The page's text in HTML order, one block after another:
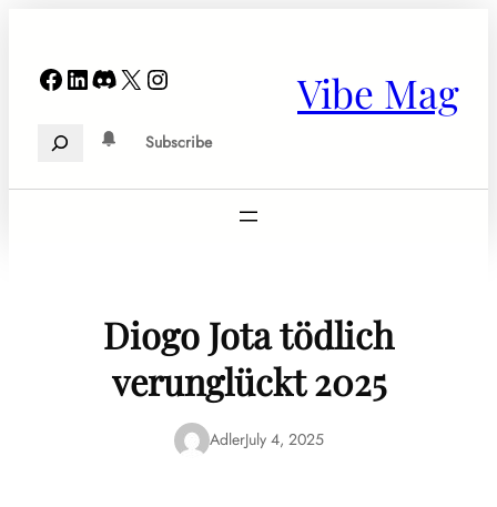
contentFacebook
LinkedIn
Discord
X Instagram Vibe Mag
Search Subscribe
Diogo Jota tödlich
verunglückt 2025
AdlerJuly 4, 2025